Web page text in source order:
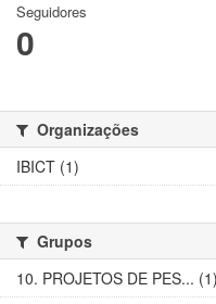
Seguidores
0
Organizações
IBICT (1)
Grupos
10. PROJETOS DE PES... (1)